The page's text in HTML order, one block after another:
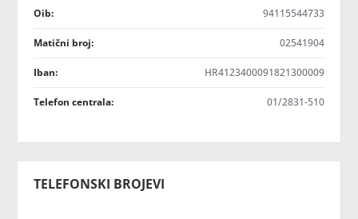
Oib: 94115544733
Matični broj: 02541904
Iban: HR4123400091821300009
Telefon centrala: 01/2831-510
TELEFONSKI BROJEVI